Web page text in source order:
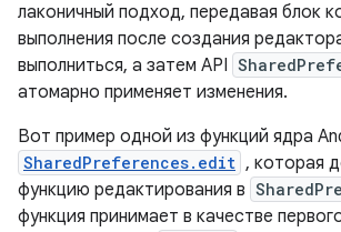
лаконичный подход, передавая блок
выполнения после создания
выполниться, а затем API
атомарно применяет изменения.
Вот пример одной из функций ядра
SharedPreferences.edit , которая
функцию редактирования в
функция принимает в качестве